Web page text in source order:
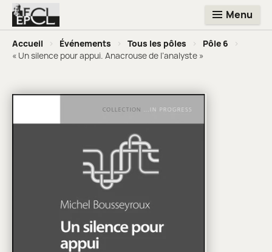
Menu
Accueil > Événements > Tous les pôles > Pôle 6
>
« Un silence pour appui. Anacrouse de l’analyste »